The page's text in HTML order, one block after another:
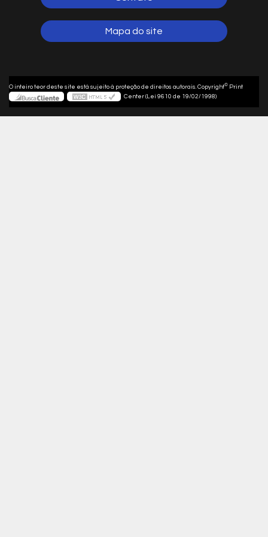
Mapa do site
O inteiro teor deste site está sujeito à proteção de direitos autorais. Copyright© Print
Center (Lei 9610 de 19/02/1998)